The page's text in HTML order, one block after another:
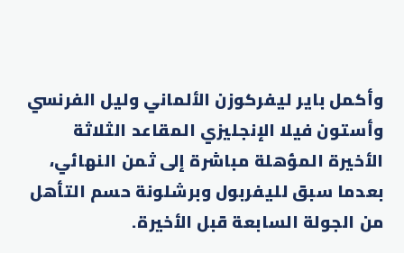
وأكمل باير ليفركوزن الألماني وليل الفرنسي
وأستون فيلا الإنجليزي المقاعد الثلاثة
الأخيرة المؤهلة مباشرة إلى ثمن النهائي،
بعدما سبق لليفربول وبرشلونة حسم التأهل
من الجولة السابعة قبل الأخيرة.